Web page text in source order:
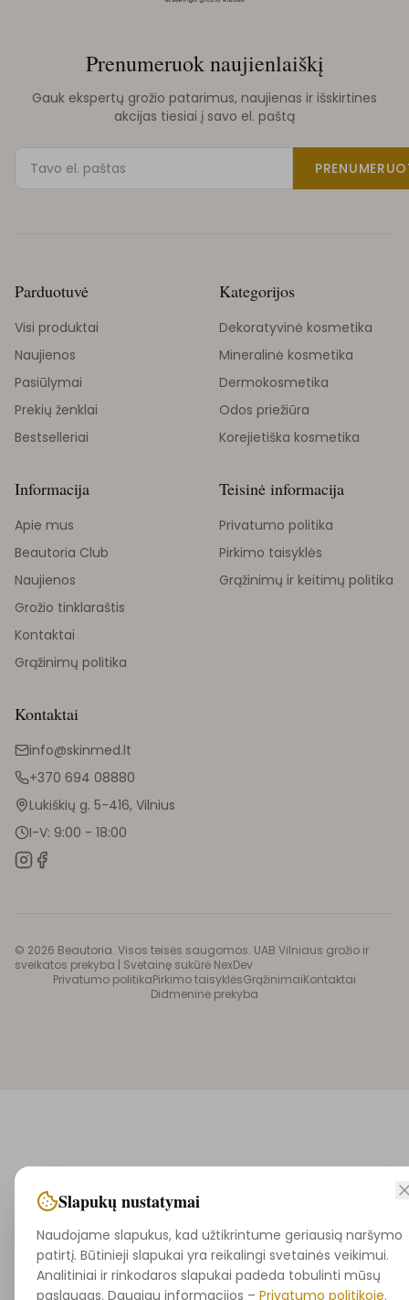
Prenumeruok naujienlaiškį
Gauk ekspertų grožio patarimus, naujienas ir išskirtines
akcijas tiesiai į savo el. paštą
Parduotuvė
Visi produktai
Naujienos
Pasiūlymai
Prekių ženklai
Bestselleriai
Kategorijos
Dekoratyvinė kosmetika
Mineralinė kosmetika
Dermokosmetika
Odos priežiūra
Korejietiška kosmetika
Informacija
Apie mus
Beautoria Club
Naujienos
Grožio tinklaraštis
Kontaktai
Grąžinimų politika
Teisinė informacija
Privatumo politika
Pirkimo taisyklės
Grąžinimų ir keitimų politika
Kontaktai
info@skinmed.lt
+370 694 08880
Lukiškių g. 5-416, Vilnius
I-V: 9:00 - 18:00
© 2026 Beautoria. Visos teisės saugomos. UAB Vilniaus grožio ir
sveikatos prekyba | Svetainę sukūrė NexDev
Privatumo politikaPirkimo taisyklėsGrąžinimaiKontaktai
Didmeninė prekyba
Slapukų nustatymai
Naudojame slapukus, kad užtikrintume geriausią naršymo
patirtį. Būtinieji slapukai yra reikalingi svetainės veikimui.
Analitiniai ir rinkodaros slapukai padeda tobulinti mūsų
paslaugas. Daugiau informacijos – Privatumo politikoje.